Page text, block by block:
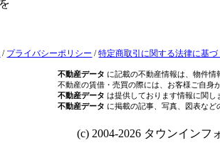
/ プライバシーポリシー /特定商取引に関する法律に基
不動産データ に記載の不動産情報は、物件
不動産の賃借・売買の際には、お客様ご自身
不動産データ は提供しております情報に関し
不動産データ に掲載の記事、写真、図表な
(c) 2004-2026 タウンインフ